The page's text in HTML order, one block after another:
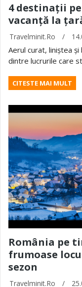
4 destinații
vacanță la
Travelminit.ro /
Aerul curat, liniștea
dintre lucrurile care
CITESTE MAI MULT
România pe
frumoase
sezon
Travelminit.ro /